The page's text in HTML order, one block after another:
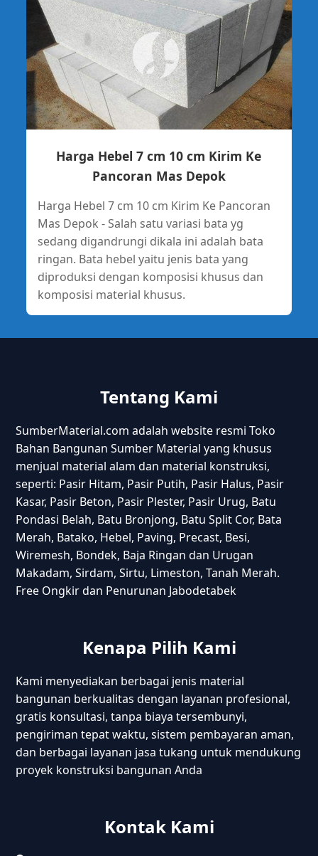
Harga Hebel 7 cm 10 cm Kirim Ke
Pancoran Mas Depok
Harga Hebel 7 cm 10 cm Kirim Ke Pancoran
Mas Depok - Salah satu variasi bata yg
sedang digandrungi dikala ini adalah bata
ringan. Bata hebel yaitu jenis bata yang
diproduksi dengan komposisi khusus dan
komposisi material khusus.
Tentang Kami
SumberMaterial.com adalah website resmi Toko
Bahan Bangunan Sumber Material yang khusus
menjual material alam dan material konstruksi,
seperti: Pasir Hitam, Pasir Putih, Pasir Halus, Pasir
Kasar, Pasir Beton, Pasir Plester, Pasir Urug, Batu
Pondasi Belah, Batu Bronjong, Batu Split Cor, Bata
Merah, Batako, Hebel, Paving, Precast, Besi,
Wiremesh, Bondek, Baja Ringan dan Urugan
Makadam, Sirdam, Sirtu, Limeston, Tanah Merah.
Free Ongkir dan Penurunan Jabodetabek
Kenapa Pilih Kami
Kami menyediakan berbagai jenis material
bangunan berkualitas dengan layanan profesional,
gratis konsultasi, tanpa biaya tersembunyi,
pengiriman tepat waktu, sistem pembayaran aman,
dan berbagai layanan jasa tukang untuk mendukung
proyek konstruksi bangunan Anda
Kontak Kami